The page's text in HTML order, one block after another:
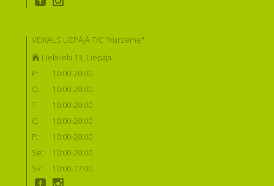
VEIKALS LIEPĀJĀ T/C "Kurzeme":
Lielā iela 13, Liepāja
P:
10:00-20:00
O:
10:00-20:00
T:
10:00-20:00
C:
10:00-20:00
P:
10:00-20:00
Se:
10:00-20:00
Sv:
10:00-17:00